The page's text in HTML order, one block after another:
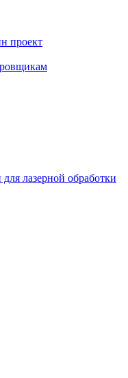
проект
лазерной обработки